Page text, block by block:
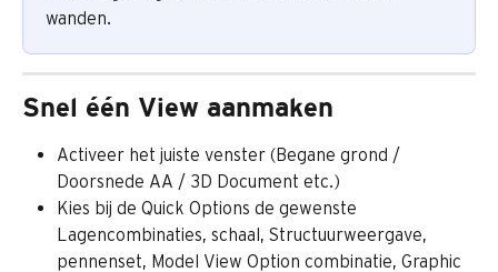
wanden.
Snel één View aanmaken
Activeer het juiste venster (Begane grond /
Doorsnede AA / 3D Document etc.)
Kies bij de Quick Options de gewenste
Lagencombinaties, schaal, Structuurweergave,
pennenset, Model View Option combinatie, Graphic